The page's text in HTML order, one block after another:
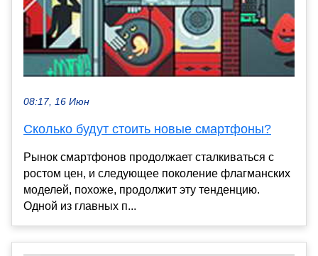
08:17, 16 Июн
Сколько будут стоить новые смартфоны?
Рынок смартфонов продолжает сталкиваться с
ростом цен, и следующее поколение флагманских
моделей, похоже, продолжит эту тенденцию.
Одной из главных п...